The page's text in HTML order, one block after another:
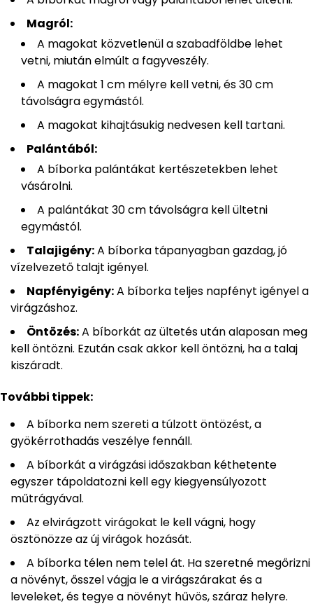
Magról:
A magokat közvetlenül a szabadföldbe lehet
vetni, miután elmúlt a fagyveszély.
A magokat 1 cm mélyre kell vetni, és 30 cm
távolságra egymástól.
A magokat kihajtásukig nedvesen kell tartani.
Palántából:
A bíborka palántákat kertészetekben lehet
vásárolni.
A palántákat 30 cm távolságra kell ültetni
egymástól.
Talajigény:A bíborka tápanyagban gazdag, jó
vízelvezető talajt igényel.
Napfényigény:A bíborka teljes napfényt igényel a
virágzáshoz.
Öntözés:A bíborkát az ültetés után alaposan meg
kell öntözni. Ezután csak akkor kell öntözni, ha a talaj
kiszáradt.
További tippek:
A bíborka nem szereti a túlzott öntözést, a
gyökérrothadás veszélye fennáll.
A bíborkát a virágzási időszakban kéthetente
egyszer tápoldatozni kell egy kiegyensúlyozott
műtrágyával.
Az elvirágzott virágokat le kell vágni, hogy
ösztönözze az új virágok hozását.
A bíborka télen nem telel át. Ha szeretné megőrizni
a növényt, ősszel vágja le a virágszárakat és a
leveleket, és tegye a növényt hűvös, száraz helyre.